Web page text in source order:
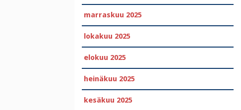
marraskuu 2025
lokakuu 2025
elokuu 2025
heinäkuu 2025
kesäkuu 2025